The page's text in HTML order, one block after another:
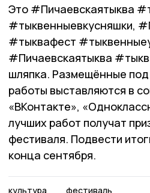
Это #Пичаевскаятыква
#тыквенныевкусняшки,
#тыквафест
#Пичаевскаятыква
шляпка. Размещённые
работы выставляются в
«ВКонтакте»,
лучших работ получат
фестиваля. Подвести
конца сентября.
культура фестиваль